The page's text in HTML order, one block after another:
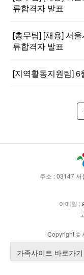
류합격자 발표
[총무팀] [채용] 서
류합격자 발표
[지역활동지원팀] 6
주소 : 03147
이메일 :
Copyright ©
가족사이트 바로가기